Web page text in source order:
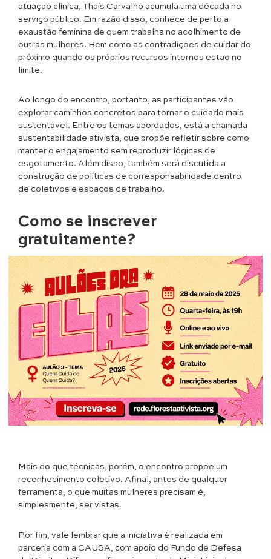
atuação clínica, Thaís Carvalho acumula uma década no
serviço público. Em razão disso, conhece de perto a
exaustão feminina de quem trabalha no acolhimento de
outras mulheres. Bem como as contradições de cuidar do
próximo quando os próprios recursos internos estão no
limite.
Ao longo do encontro, portanto, as participantes vão
explorar caminhos concretos para tornar o cuidado mais
sustentável. Entre os temas abordados, está a chamada
sustentabilidade ativista, que propõe refletir sobre como
manter o engajamento sem reproduzir lógicas de
esgotamento. Além disso, também será discutida a
construção de políticas de corresponsabilidade dentro
de coletivos e espaços de trabalho.
Como se inscrever
gratuitamente?
Mais do que técnicas, porém, o encontro propõe um
reconhecimento coletivo. Afinal, antes de qualquer
ferramenta, o que muitas mulheres precisam é,
simplesmente, ser vistas.
Por fim, vale lembrar que a iniciativa é realizada em
parceria com a CAUSA, com apoio do Fundo de Defesa